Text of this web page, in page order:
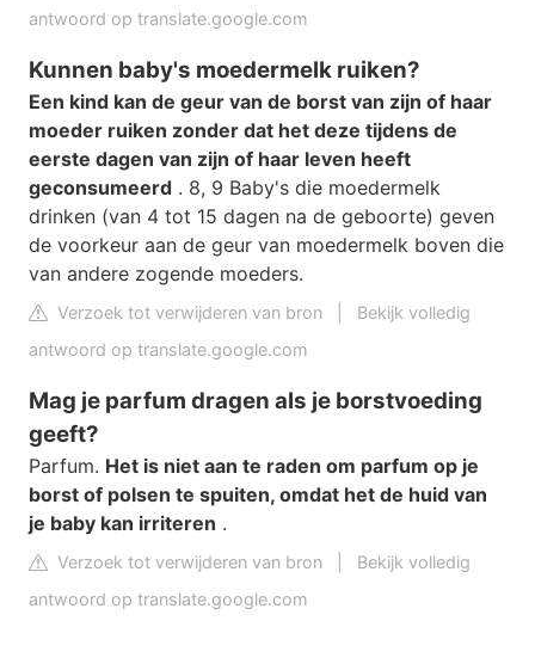
antwoord op translate.google.com
Kunnen baby's moedermelk ruiken?
Een kind kan de geur van de borst van zijn of haar
moeder ruiken zonder dat het deze tijdens de
eerste dagen van zijn of haar leven heeft
geconsumeerd . 8, 9 Baby's die moedermelk
drinken (van 4 tot 15 dagen na de geboorte) geven
de voorkeur aan de geur van moedermelk boven die
van andere zogende moeders.
Verzoek tot verwijderen van bron
Bekijk volledig
antwoord op translate.google.com
Mag je parfum dragen als je borstvoeding
geeft?
Parfum. Het is niet aan te raden om parfum op je
borst of polsen te spuiten, omdat het de huid van
je baby kan irriteren .
Verzoek tot verwijderen van bron
Bekijk volledig
antwoord op translate.google.com